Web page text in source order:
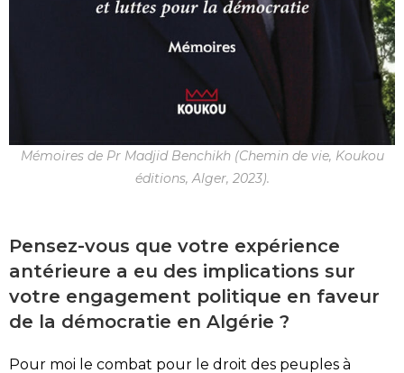
Mémoires de Pr Madjid Benchikh (Chemin de vie, Koukou
éditions, Alger, 2023).
Pensez-vous que votre expérience
antérieure a eu des implications sur
votre engagement politique en faveur
de la démocratie en Algérie ?
Pour moi le combat pour le droit des peuples à